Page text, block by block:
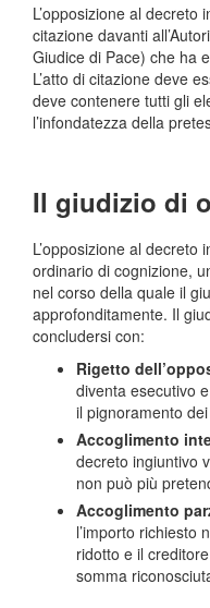
L’opposizione al
citazione davanti
Giudice di Pace) che ha
L’atto di citazione deve
deve contenere tutti gli
l’infondatezza della
Il giudizio di
L’opposizione al decreto
ordinario di cognizione,
nel corso della quale il
approfonditamente. Il
concludersi con:
Rigetto
diventa esecutivo
il pignoramento
Accoglimento
decreto ingiuntivo
non può più
Accoglimento
l’importo richiesto
ridotto e il
somma